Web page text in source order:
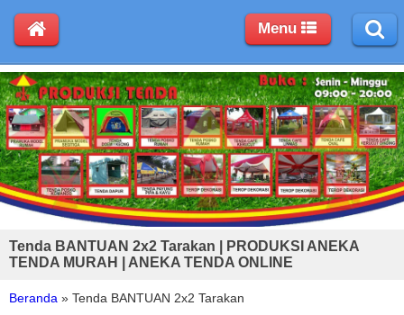
Tenda BANTUAN 2x2 Tarakan | PRODUKSI ANEKA
TENDA MURAH | ANEKA TENDA ONLINE
Beranda » Tenda BANTUAN 2x2 Tarakan
Menu